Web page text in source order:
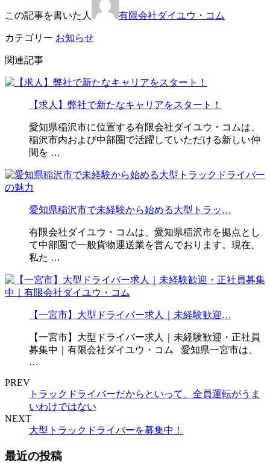
この記事を書いた人 有限会社ダイユウ・コム
カテゴリー お知らせ
関連記事
【求人】弊社で新たなキャリアをスタート！
愛知県稲沢市に位置する有限会社ダイユウ・コムは、
稲沢市内および中部圏で活躍していただける新しい仲
間を …
愛知県稲沢市で未経験から始める大型トラッ…
有限会社ダイユウ・コムは、愛知県稲沢市を拠点とし
て中部圏で一般貨物運送業を営んでおります。現在、
私た …
【一宮市】大型ドライバー求人｜未経験歓迎…
【一宮市】大型ドライバー求人｜未経験歓迎・正社員
募集中｜有限会社ダイユウ・コム 愛知県一宮市は、
…
PREV
トラックドライバーだからといって、全員運転がうま
いわけではない
NEXT
大型トラックドライバーを募集中！
最近の投稿